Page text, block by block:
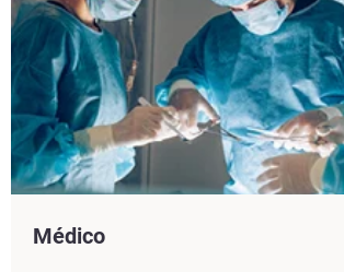
Médico